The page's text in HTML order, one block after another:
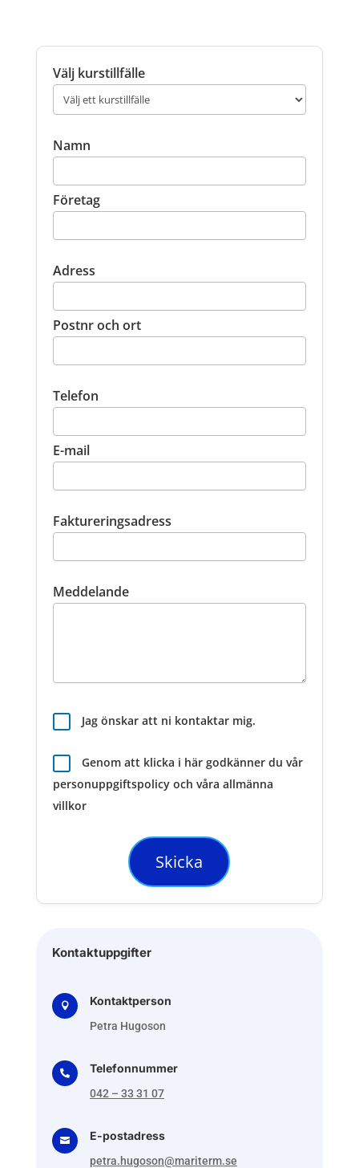
Välj kurstillfälle
Namn
Företag
Adress
Postnr och ort
Telefon
E-mail
Faktureringsadress
Meddelande
Jag önskar att ni kontaktar mig.
Genom att klicka i här godkänner du vår
personuppgiftspolicy och våra allmänna
villkor
Skicka
Kontaktuppgifter
 Kontaktperson
Petra Hugoson
 Telefonnummer
042 – 33 31 07
 E-postadress
petra.hugoson@mariterm.se